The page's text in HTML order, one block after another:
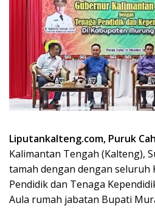
Liputankalteng.com, Puruk
Kalimantan Tengah (Kalteng),
tamah dengan dengan seluruh
Pendidik dan Tenaga
Aula rumah jabatan Bupati